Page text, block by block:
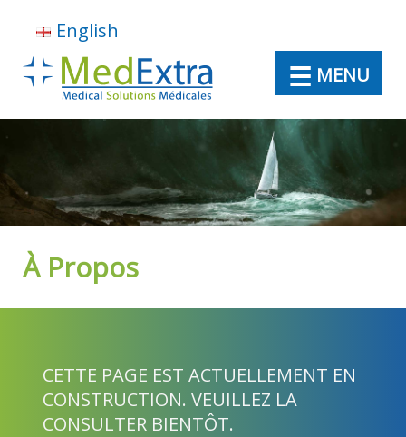
English
MENU
À Propos
Audit
À Propos
CETTE PAGE EST ACTUELLEMENT EN
CONSTRUCTION. VEUILLEZ LA
CONSULTER BIENTÔT.